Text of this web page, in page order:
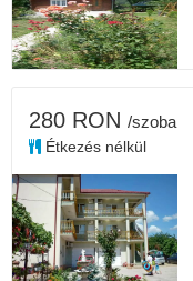
280 RON /szoba
Étkezés nélkül